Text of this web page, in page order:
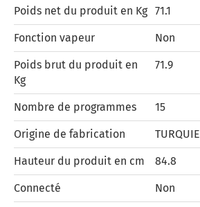
Poids net du produit en Kg 71.1
Fonction vapeur Non
Poids brut du produit en
Kg
71.9
Nombre de programmes 15
Origine de fabrication TURQUIE
Hauteur du produit en cm 84.8
Connecté Non